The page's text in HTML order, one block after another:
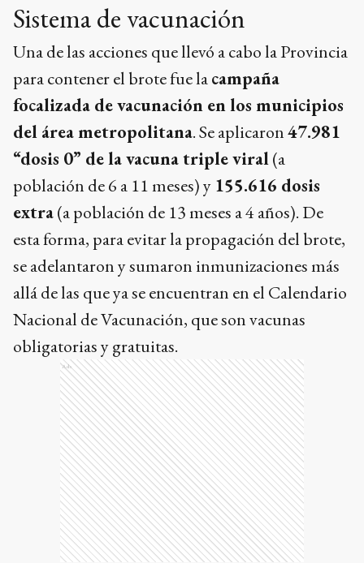
Sistema de vacunación
Una de las acciones que llevó a cabo la Provincia
para contener el brote fue lacampaña
focalizada de vacunación en los municipios
del área metropolitana. Se aplicaron47.981
“dosis 0” de la vacuna triple viral(a
población de 6 a 11 meses) y 155.616 dosis
extra(a población de 13 meses a 4 años). De
esta forma, para evitar la propagación del brote,
se adelantaron y sumaron inmunizaciones más
allá de las que ya se encuentran en el Calendario
Nacional de Vacunación, que son vacunas
obligatorias y gratuitas.
Ads